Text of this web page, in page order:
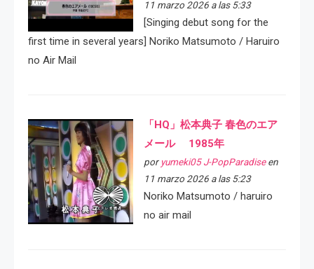
11 marzo 2026 a las 5:33
[Singing debut song for the
first time in several years] Noriko Matsumoto / Haruiro
no Air Mail
「HQ」松本典子 春色のエア
メール 1985年
por yumeki05 J-PopParadiseen
11 marzo 2026 a las 5:23
Noriko Matsumoto / haruiro
no air mail